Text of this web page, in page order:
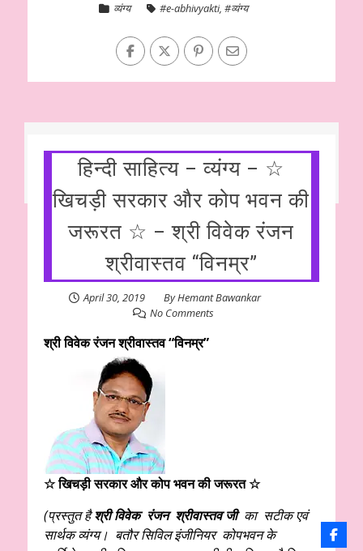
व्यंग्य #e-abhivyakti, #व्यंग्य
हिन्दी साहित्य – व्यंग्य – ☆
खिचड़ी सरकार और कोप भवन की
जरूरत ☆ – श्री विवेक रंजन
श्रीवास्तव “विनम्र”
April 30, 2019 ByHemant Bawankar
No Comments
श्री विवेक रंजन श्रीवास्तव “विनम्र”
☆ खिचड़ी सरकार और कोप भवन की जरूरत ☆
(प्रस्तुत हैश्री विवेक रंजन श्रीवास्तव जी का सटीक एवं
सार्थक व्यंग्य। बतौर सिविल इंजीनियर कोपभवन के